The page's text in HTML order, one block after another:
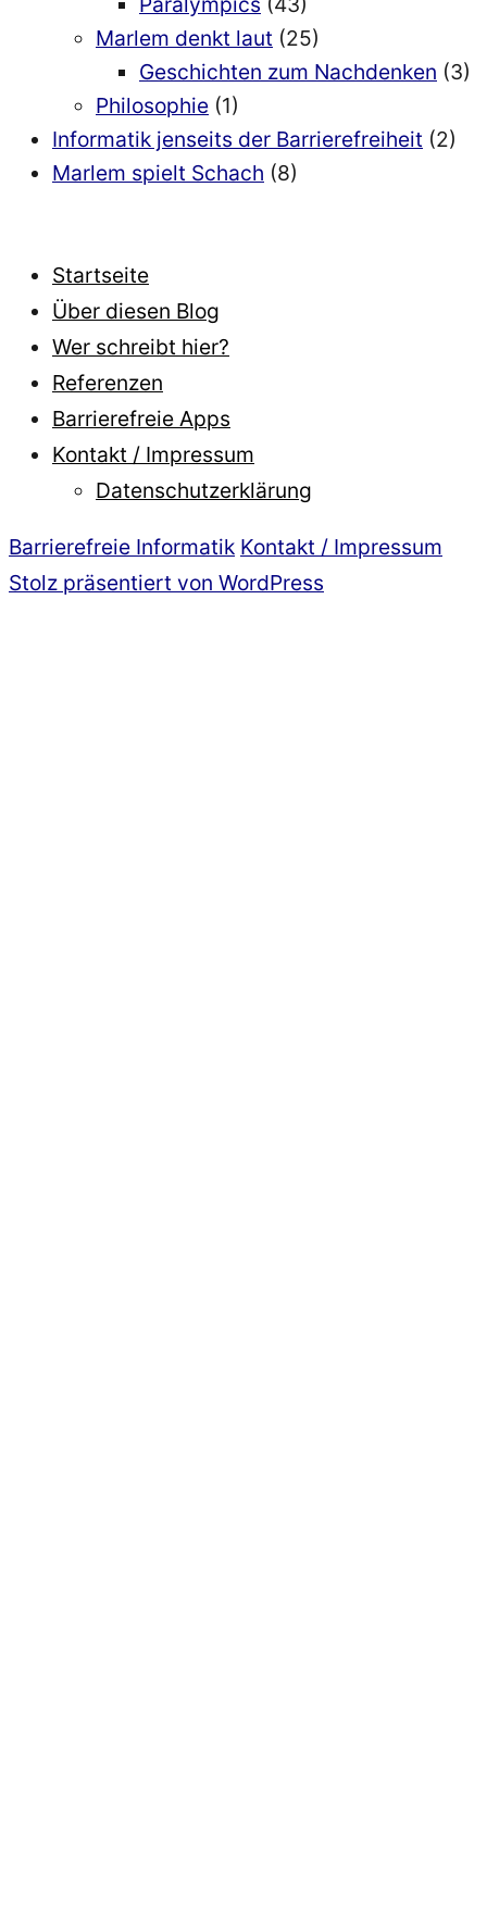
Marlem denkt laut (25)
Geschichten zum Nachdenken (3)
Philosophie (1)
Informatik jenseits der Barrierefreiheit (2)
Marlem spielt Schach (8)
Startseite
Über diesen Blog
Wer schreibt hier?
Referenzen
Barrierefreie Apps
Kontakt / Impressum
Datenschutzerklärung
Barrierefreie Informatik Kontakt / Impressum
Stolz präsentiert von WordPress